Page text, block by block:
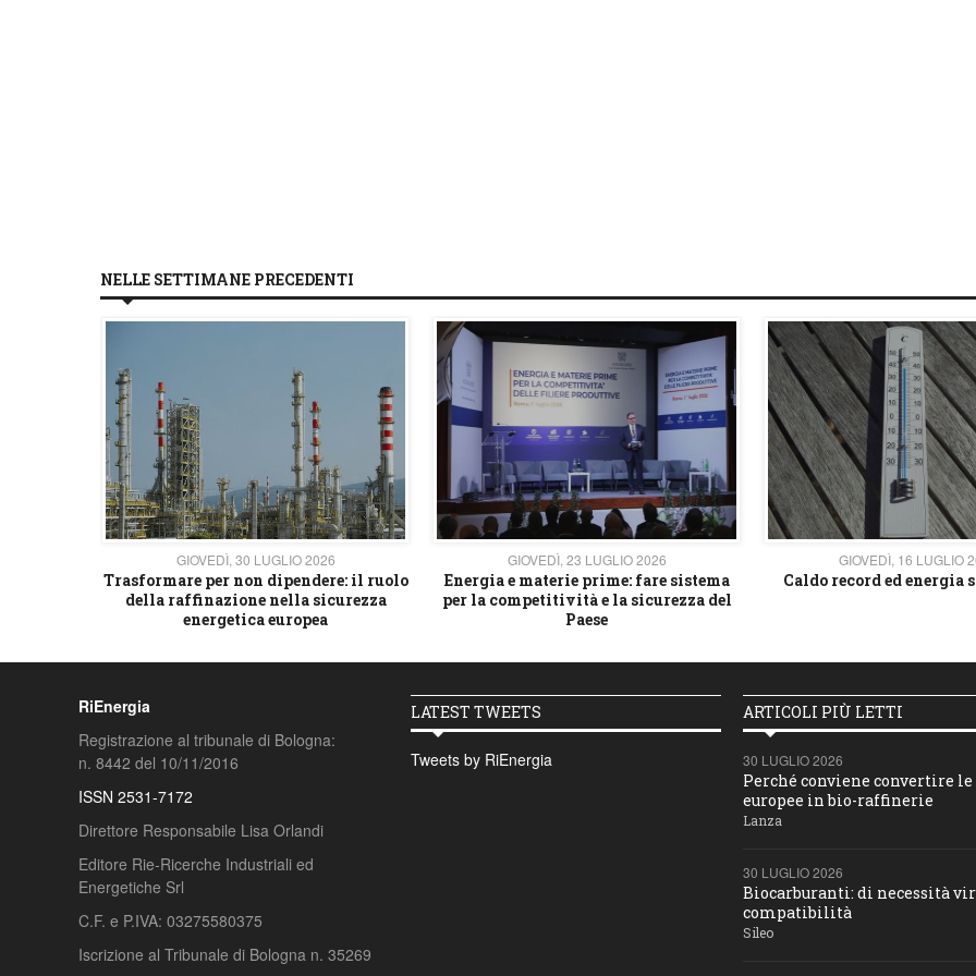
NELLE SETTIMANE PRECEDENTI
GIOVEDÌ, 30 LUGLIO 2026
Trasformare per non dipendere: il ruolo
della raffinazione nella sicurezza
energetica europea
GIOVEDÌ, 23 LUGLIO 2026
Energia e materie prime: fare sistema
per la competitività e la sicurezza del
Paese
GIOVEDÌ, 16 LUGLIO
Caldo record ed energia
RiEnergia
Registrazione al tribunale di Bologna:
n. 8442 del 10/11/2016
ISSN 2531-7172
Direttore Responsabile Lisa Orlandi
Editore Rie-Ricerche Industriali ed
Energetiche Srl
C.F. e P.IVA: 03275580375
Iscrizione al Tribunale di Bologna n. 35269
LATEST TWEETS
Tweets by RiEnergia
ARTICOLI PIÙ LETTI
30 LUGLIO 2026
Perché conviene convertire
europee in bio-raffinerie
Lanza
30 LUGLIO 2026
Biocarburanti: di necessità
compatibilità
Sileo